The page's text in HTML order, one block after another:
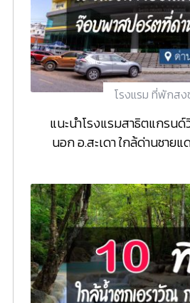
โรงแรม ที่พักสง
แนะนำโรงแรมสาธิตแกรน
นอก อ.สะเดา ใกล้ด่านชาย